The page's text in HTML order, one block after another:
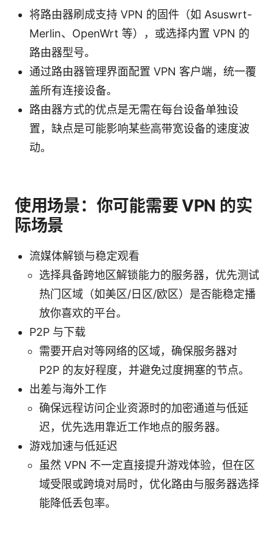
将路由器刷成支持 VPN 的固件（如 Asuswrt-
Merlin、OpenWrt 等），或选择内置 VPN 的
路由器型号。
通过路由器管理界面配置 VPN 客户端，统一覆
盖所有连接设备。
路由器方式的优点是无需在每台设备单独设
置，缺点是可能影响某些高带宽设备的速度波
动。
使用场景：你可能需要 VPN 的实
际场景
流媒体解锁与稳定观看
选择具备跨地区解锁能力的服务器，优先测试
热门区域（如美区/日区/欧区）是否能稳定播
放你喜欢的平台。
P2P 与下载
需要开启对等网络的区域，确保服务器对
P2P 的友好程度，并避免过度拥塞的节点。
出差与海外工作
确保远程访问企业资源时的加密通道与低延
迟，优先选用靠近工作地点的服务器。
游戏加速与低延迟
虽然 VPN 不一定直接提升游戏体验，但在区
域受限或跨境对局时，优化路由与服务器选择
能降低丢包率。